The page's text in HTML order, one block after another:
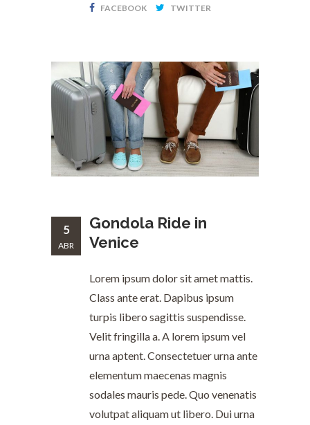
FACEBOOK TWITTER
5
ABR
Gondola Ride in
Venice
Lorem ipsum dolor sit amet mattis.
Class ante erat. Dapibus ipsum
turpis libero sagittis suspendisse.
Velit fringilla a. A lorem ipsum vel
urna aptent. Consectetuer urna ante
elementum maecenas magnis
sodales mauris pede. Quo venenatis
volutpat aliquam ut libero. Dui urna